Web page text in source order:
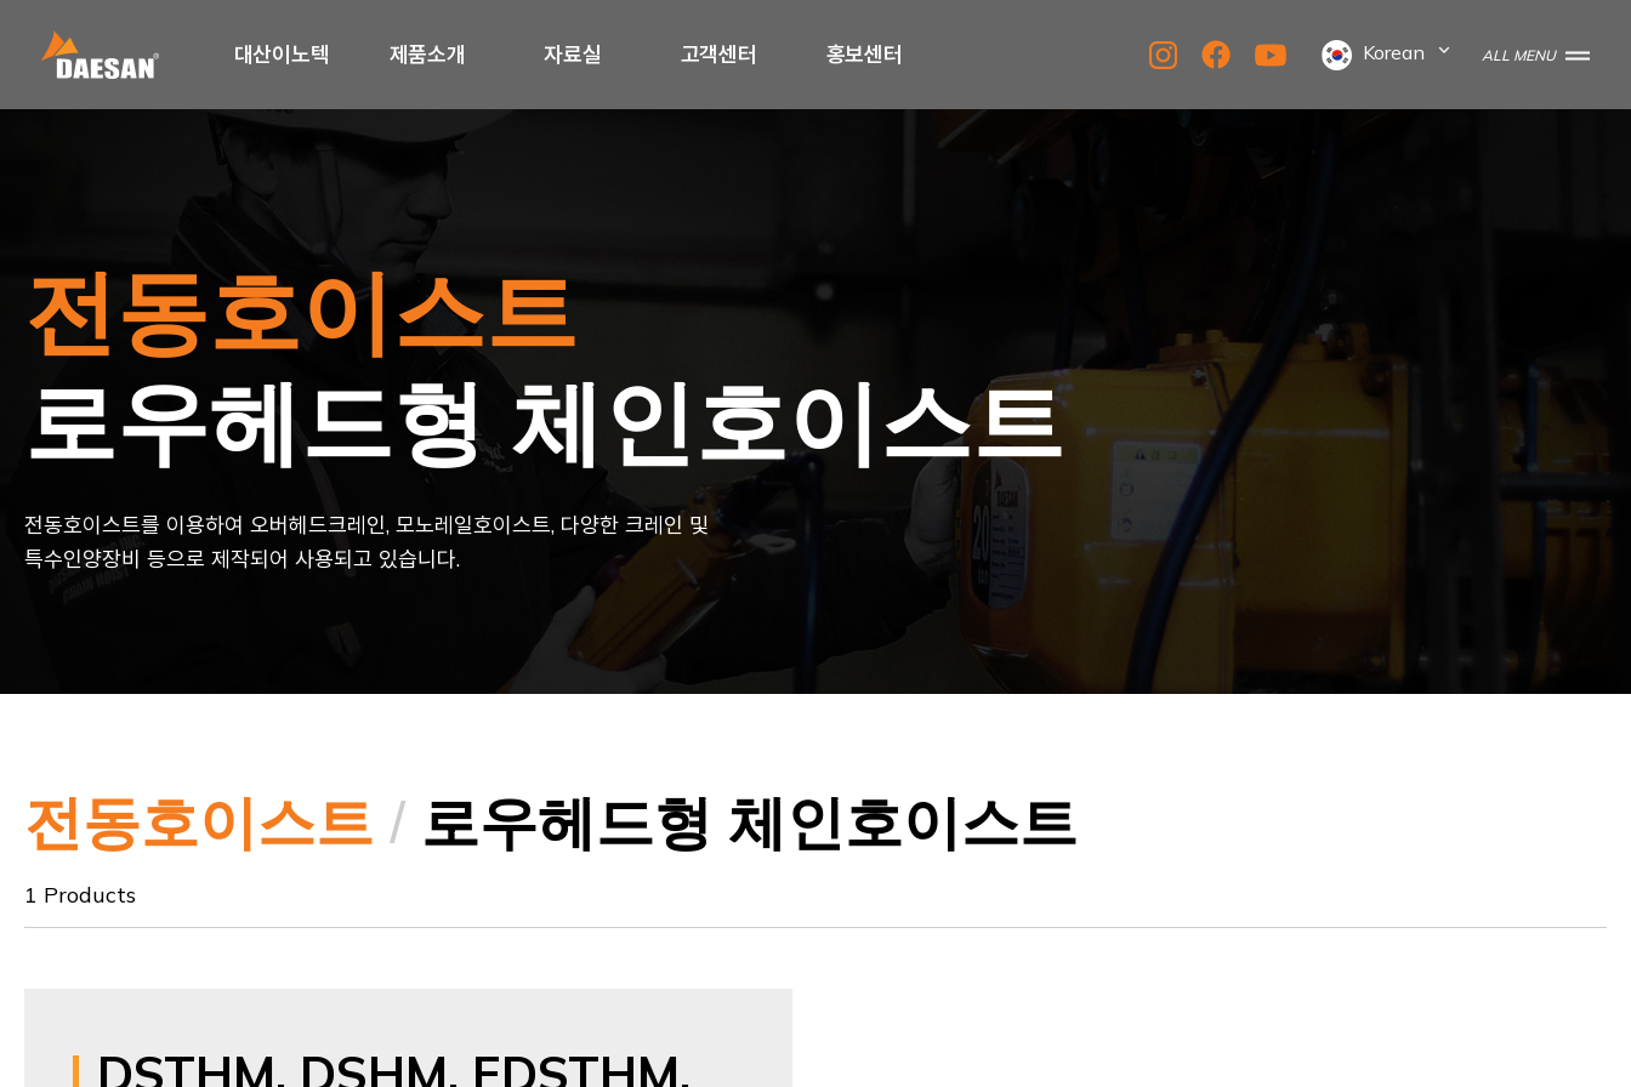
Korean ALL MENU
대산이노텍 제품소개 자료실 고객센터 홍보센터
전동호이스트
로우헤드형 체인호이스트
전동호이스트를 이용하여 오버헤드크레인, 모노레일호이스트, 다양한 크레인 및
특수인양장비 등으로 제작되어 사용되고 있습니다.
전동호이스트 / 로우헤드형 체인호이스트
1 Products
DSTHM, DSHM, EDSTHM,